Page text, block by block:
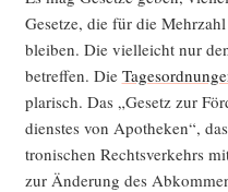
Geset­ze, die für die
blei­ben. Die viel­leicht nur
betref­fen. Die
pla­risch. Das „Gesetz zur
diens­tes von Apo­the­ken“,
tro­ni­schen Rechts­ver­kehrs
zur Ände­rung des